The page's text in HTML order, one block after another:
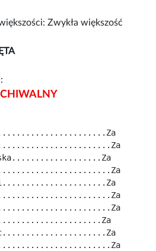
Zwykła większość